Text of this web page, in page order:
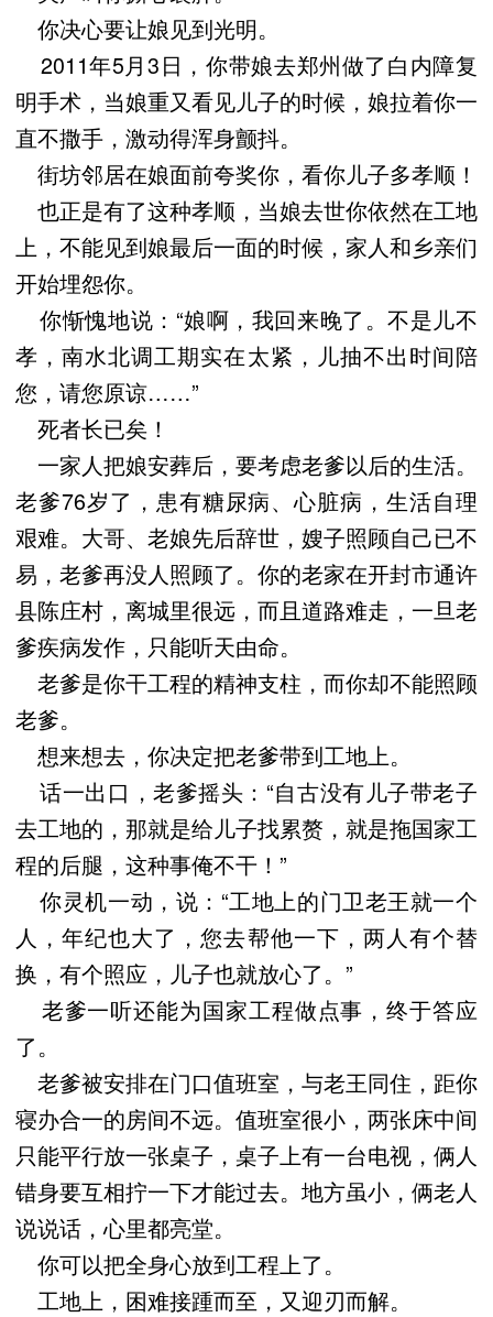
你决心要让娘见到光明。
2011年5月3日，你带娘去郑州做了白内障复
明手术，当娘重又看见儿子的时候，娘拉着你一
直不撒手，激动得浑身颤抖。
街坊邻居在娘面前夸奖你，看你儿子多孝顺！
也正是有了这种孝顺，当娘去世你依然在工地
上，不能见到娘最后一面的时候，家人和乡亲们
开始埋怨你。
你惭愧地说：“娘啊，我回来晚了。不是儿不
孝，南水北调工期实在太紧，儿抽不出时间陪
您，请您原谅……”
死者长已矣！
一家人把娘安葬后，要考虑老爹以后的生活。
老爹76岁了，患有糖尿病、心脏病，生活自理
艰难。大哥、老娘先后辞世，嫂子照顾自己已不
易，老爹再没人照顾了。你的老家在开封市通许
县陈庄村，离城里很远，而且道路难走，一旦老
爹疾病发作，只能听天由命。
老爹是你干工程的精神支柱，而你却不能照顾
老爹。
想来想去，你决定把老爹带到工地上。
话一出口，老爹摇头：“自古没有儿子带老子
去工地的，那就是给儿子找累赘，就是拖国家工
程的后腿，这种事俺不干！”
你灵机一动，说：“工地上的门卫老王就一个
人，年纪也大了，您去帮他一下，两人有个替
换，有个照应，儿子也就放心了。”
老爹一听还能为国家工程做点事，终于答应
了。
老爹被安排在门口值班室，与老王同住，距你
寝办合一的房间不远。值班室很小，两张床中间
只能平行放一张桌子，桌子上有一台电视，俩人
错身要互相拧一下才能过去。地方虽小，俩老人
说说话，心里都亮堂。
你可以把全身心放到工程上了。
工地上，困难接踵而至，又迎刃而解。